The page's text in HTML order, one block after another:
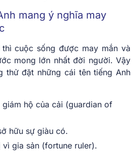
mang ý nghĩa may
cuộc sống được may mắn và
mong lớn nhất đời người. Vậy
thử đặt những cái tên tiếng Anh
hộ của cải (guardian of
hữu sự giàu có.
gia sản (fortune ruler).